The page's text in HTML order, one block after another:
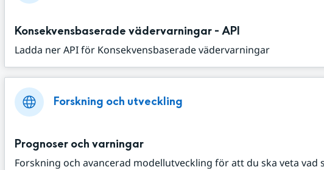
Konsekvensbaserade vädervarningar - API
Ladda ner API för Konsekvensbaserade vädervarningar
Forskning och utveckling
Prognoser och varningar
Forskning och avancerad modellutveckling för att du ska veta vad